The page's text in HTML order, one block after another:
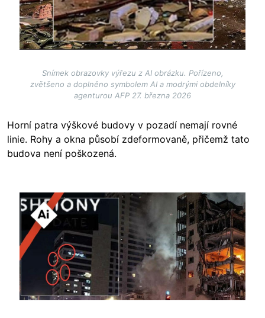
Snímek obrazovky výřezu z AI obrázku. Pořízeno,
zvětšeno a doplněno symbolem AI a modrými obdelníky
agenturou AFP 27. března 2026
Horní patra výškové budovy v pozadí nemají rovné
linie. Rohy a okna působí zdeformovaně, přičemž tato
budova není poškozená.
Image